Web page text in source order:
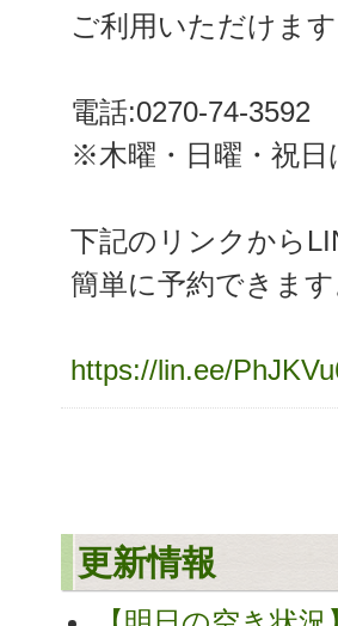
ご利用いただけます
電話:0270-74-3592
※木曜・日曜・祝日
下記のリンクから
簡単に予約できます
https://lin.ee/
更新情報